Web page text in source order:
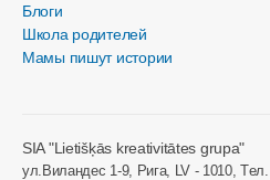
Блоги
Школа родителей
Мамы пишут истории
SIA "Lietišķās kreativitātes grupa"
ул.Виландес 1-9, Рига, LV - 1010,